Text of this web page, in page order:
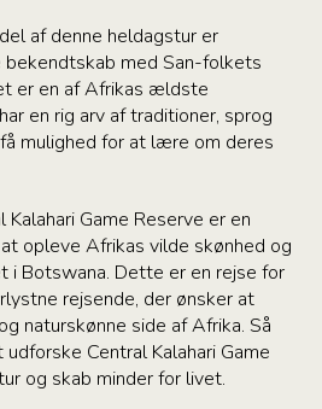
af denne heldagstur er
med San-folkets
er en af Afrikas ældste
en rig arv af traditioner, sprog
mulighed for at lære om deres
Game Reserve er en
opleve Afrikas vilde skønhed og
Botswana. Dette er en rejse for
rejsende, der ønsker at
naturskønne side af Afrika. Så
Central Kalahari Game
og skab minder for livet.